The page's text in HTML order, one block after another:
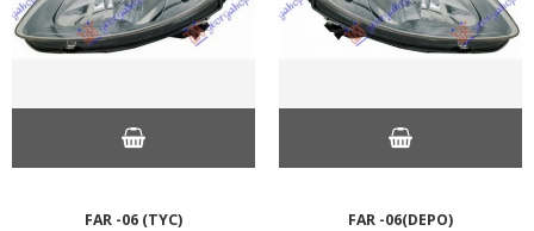
FAR -06 (TYC) FAR -06(DEPO)